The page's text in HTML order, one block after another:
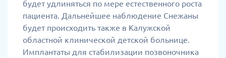
будет удлиняться по мере естественного роста
пациента. Дальнейшее наблюдение Снежаны
будет происходить также в Калужской
областной клинической детской больнице.
Имплантаты для стабилизации позвоночника